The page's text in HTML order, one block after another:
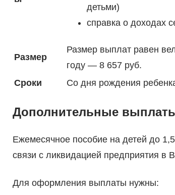
детьми)
справка о доходах
Размер
Размер выплат равен
году — 8 657 руб.
Сроки
Со дня рождения
Дополнительные
Ежемесячное пособие на детей до
связи с ликвидацией предприятия в
Для оформления выплаты нужны: